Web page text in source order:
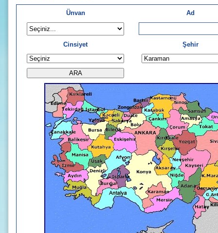
Ünvan Ad
Cinsiyet Şehir